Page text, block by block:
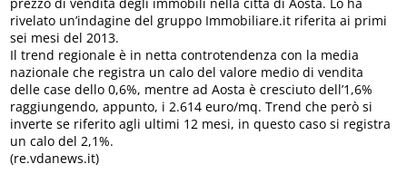
rivelato un’indagine del gruppo Immobiliare.it riferita ai primi
sei mesi del 2013.
Il trend regionale è in netta controtendenza con la media
nazionale che registra un calo del valore medio di vendita
delle case dello 0,6%, mentre ad Aosta è cresciuto dell’1,6%
raggiungendo, appunto, i 2.614 euro/mq. Trend che però si
inverte se riferito agli ultimi 12 mesi, in questo caso si registra
un calo del 2,1%.
(re.vdanews.it)